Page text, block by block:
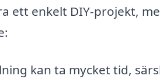
ett enkelt DIY-projekt,
kan ta mycket tid,